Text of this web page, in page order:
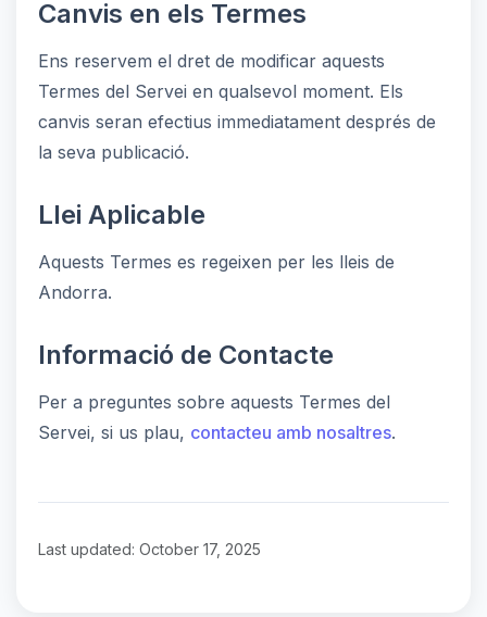
Canvis en els Termes
Ens reservem el dret de modificar aquests
Termes del Servei en qualsevol moment. Els
canvis seran efectius immediatament després de
la seva publicació.
Llei Aplicable
Aquests Termes es regeixen per les lleis de
Andorra.
Informació de Contacte
Per a preguntes sobre aquests Termes del
Servei, si us plau, contacteu amb nosaltres.
Last updated: October 17, 2025